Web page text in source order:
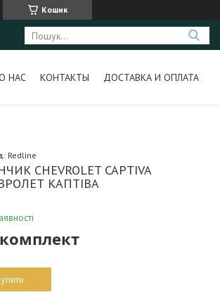
Кошик
НАС КОНТАКТЫ ДОСТАВКА И ОПЛАТА
CHEVROLET CAPTIVA
КАПТІВА
Redline